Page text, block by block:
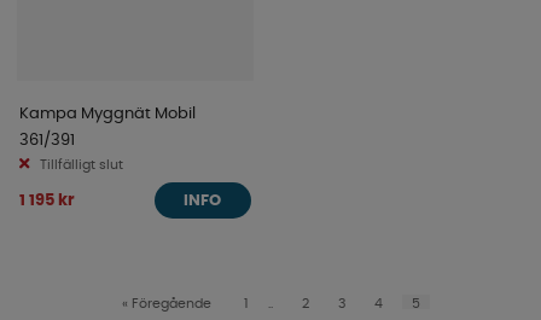
Kampa Myggnät Mobil
361/391
Tillfälligt slut
1 195 kr INFO
« Föregående 1 2 3 4 5